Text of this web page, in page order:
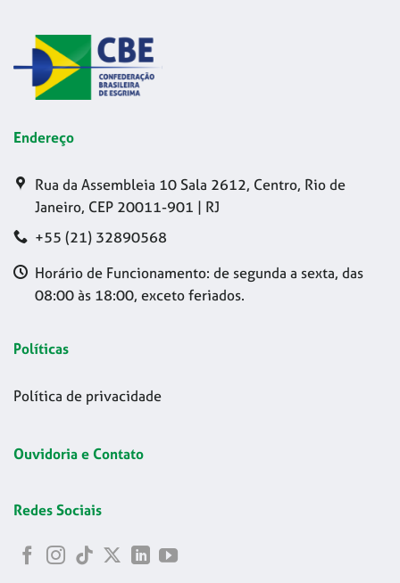
Endereço
Rua da Assembleia 10 Sala 2612, Centro, Rio de
Janeiro, CEP 20011-901 | RJ
+55 (21) 32890568
Horário de Funcionamento: de segunda a sexta, das
08:00 às 18:00, exceto feriados.
Políticas
Política de privacidade
Ouvidoria e Contato
Redes Sociais